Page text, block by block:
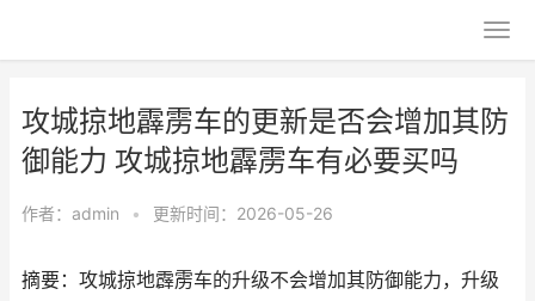
攻城掠地霹雳车的更新是否会增加其防
御能力 攻城掠地霹雳车有必要买吗
作者： admin • 更新时间：2026-05-26
摘要：攻城掠地霹雳车的升级不会增加其防御能力，升级